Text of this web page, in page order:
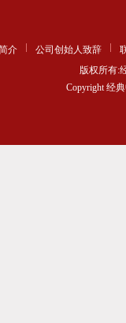
介 公司创始人致辞
版权所有:
Copyright 经